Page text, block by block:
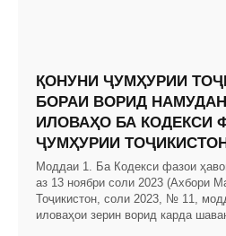
ҚОНУНИ ҶУМҲУРИИ
БОРАИ ВОРИД
ИЛОВАҲО БА КОДЕКСИ
ҶУМҲУРИИ ТОҶИКИСТОН
Моддаи 1. Ба Кодекси фазои
аз 13 ноябри соли 2023 (Ахбори
Тоҷикистон, соли 2023, № 11,
иловаҳои зерин ворид карда